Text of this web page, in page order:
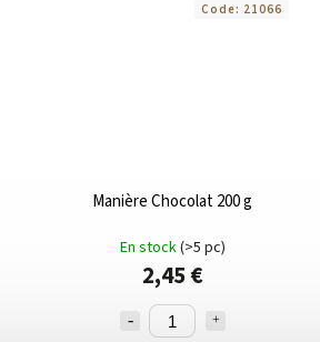
Manière Chocolat 200 g
En stock(>5 pc)
2,45 €
Code: 21066